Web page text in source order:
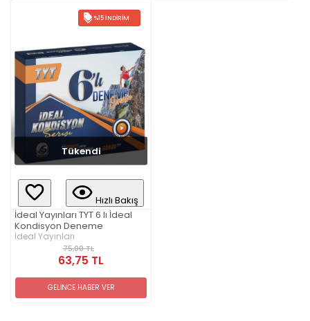
%15 İNDIRIM
Tükendi
Hızlı Bakış
İdeal Yayınları TYT 6 lı İdeal
Kondisyon Deneme
İdeal Yayınları
75,00 TL
63,75 TL
GELİNCE HABER VER